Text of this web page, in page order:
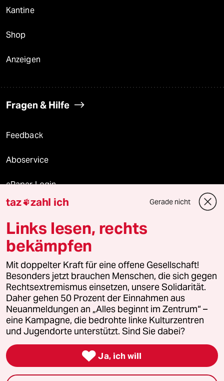
Kantine
Shop
Anzeigen
Fragen & Hilfe
Feedback
Aboservice
ePaper Login
Downloads für Abonnierende
© 2026 taz Verlags und Vertriebs GmbH
Alle Rechte vorbehalten. Bei rechtlichen Fragen oder für Genehmigungen
wenden Sie sich bitte an lizenzen@taz.de
Feedback Redaktionsstatut Kommune-Richtlinien
Leitlinie Informant Datenschutz Impressum AGB
Seitenwende Einwilligungen widerrufen (Ads)
taz zahl ich Gerade nicht
Links lesen, rechts
bekämpfen
Mit doppelter Kraft für eine offene Gesellschaft!
Besonders jetzt brauchen Menschen, die sich gegen
Rechtsextremismus einsetzen, unsere Solidarität.
Daher gehen 50 Prozent der Einnahmen aus
Neuanmeldungen an „Alles beginnt im Zentrum“ –
eine Kampagne, die bedrohte linke Kulturzentren
und Jugendorte unterstützt. Sind Sie dabei?
 Ja, ich will